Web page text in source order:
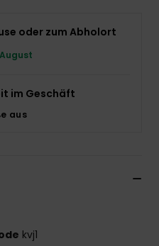
oder zum Abholort
im Geschäft
aus
kvj1